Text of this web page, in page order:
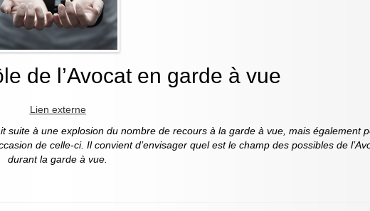
de l’Avocat en garde à vue
Lien externe
suite à une explosion du nombre de recours à la garde à vue, mais également
de celle-ci. Il convient d’envisager quel est le champ des possibles de
durant la garde à vue.